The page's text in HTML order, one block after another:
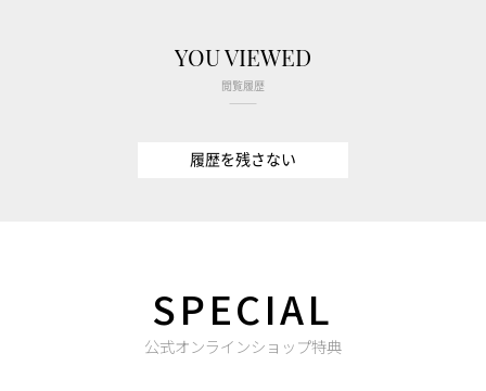
YOU VIEWED
閲覧履歴
履歴を残さない
SPECIAL
公式オンラインショップ特典